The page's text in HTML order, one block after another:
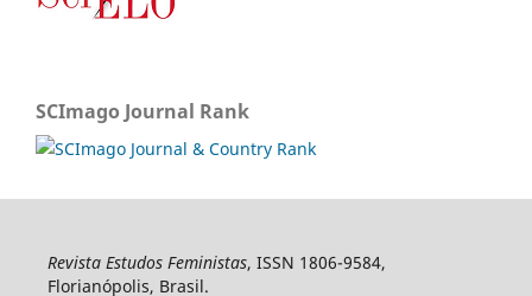
SCImago Journal Rank
Revista Estudos Feministas, ISSN 1806-9584,
Florianópolis, Brasil.